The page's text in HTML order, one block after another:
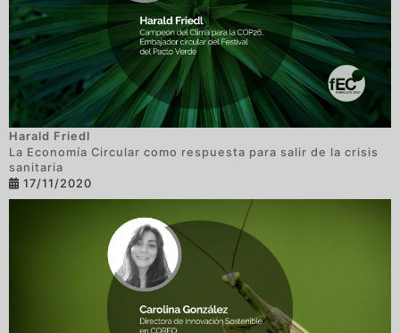
Harald Friedl
La Economía Circular como respuesta para salir de la crisis
sanitaria
17/11/2020